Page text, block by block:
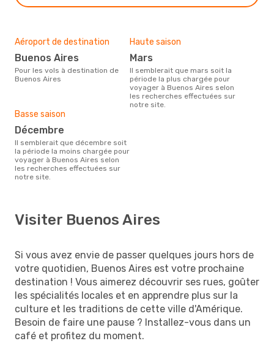
Aéroport de destination
Buenos Aires
Pour les vols à destination de
Buenos Aires
Haute saison
mars
Il semblerait que mars soit la
période la plus chargée pour
voyager à Buenos Aires selon
les recherches effectuées sur
notre site.
Basse saison
décembre
Il semblerait que décembre soit
la période la moins chargée pour
voyager à Buenos Aires selon
les recherches effectuées sur
notre site.
Visiter Buenos Aires
Si vous avez envie de passer quelques jours hors de
votre quotidien, Buenos Aires est votre prochaine
destination ! Vous aimerez découvrir ses rues, goûter
les spécialités locales et en apprendre plus sur la
culture et les traditions de cette ville d'Amérique.
Besoin de faire une pause ? Installez-vous dans un
café et profitez du moment.